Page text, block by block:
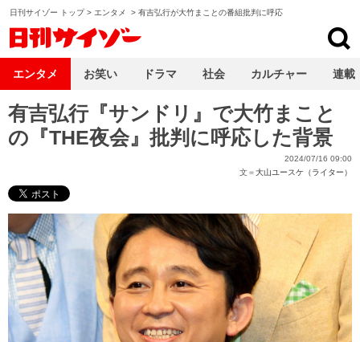
日刊サイゾー トップ> エンタメ > 有吉弘行が大竹まことの番組批判に呼応
有吉弘行『サンドリ』で大竹まこと
の『THE夜会』批判に呼応した背景
2024/07/16 09:00
文＝大山ユースケ（ライター）
エンタメ お笑い ドラマ 社会 カルチャー 連載